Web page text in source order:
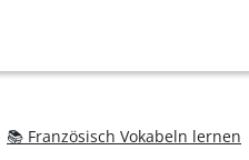
📚 Französisch Vokabeln lernen